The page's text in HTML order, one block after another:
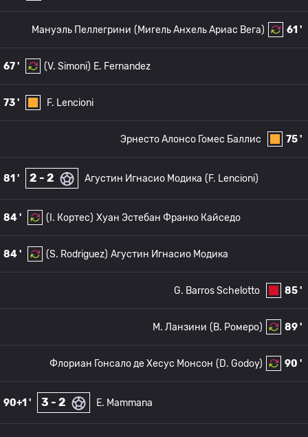
61 '
(Мигель Анхель Ариас Вега)
Мануэль Пеллегрини
67 ' (V. Simoni) E. Fernandez
73 ' F. Lencioni
75 '
Эрнесто Алонсо Гомес Баллис
81 ' 2 - 2 Агустин Игнасио Модика (F. Lencioni)
84 ' (I. Кортес) Хуан Эстебан Франко Кайседо
84 ' (S. Rodriguez) Агустин Игнасио Модика
85 '
G. Barros Schelotto
89 '
(B. Ромеро)
M. Ланзини
90 '
(D. Godoy)
Флориан Гонсало де Хесус Монсон
90+1 ' 3 - 2 E. Mammana